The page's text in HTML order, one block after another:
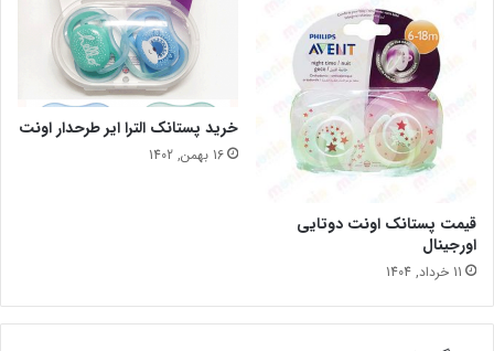
قیمت پستانک اونت دوتایی
اورجینال
11 خرداد, 1404
خرید پستانک الترا ایر طرحدار اونت
16 بهمن, 1402